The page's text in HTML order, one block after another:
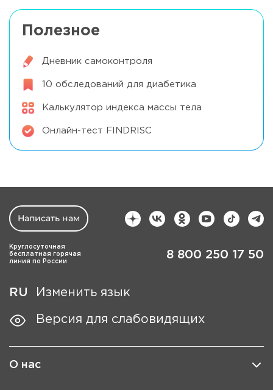
Полезное
Дневник самоконтроля
10 обследований для диабетика
Калькулятор индекса массы тела
Онлайн-тест FINDRISC
Написать нам
Круглосуточная
бесплатная горячая
линия по России
8 800 250 17 50
RU Изменить язык
Версия для слабовидящих
О нас